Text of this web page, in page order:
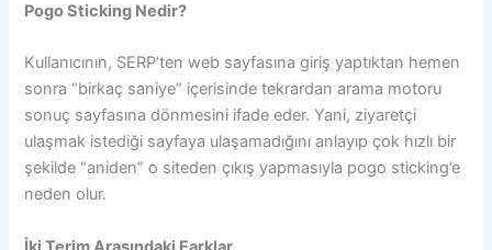
Pogo Sticking Nedir?
Kullanıcının, SERP’ten web sayfasına giriş yaptıktan hemen
sonra “birkaç saniye” içerisinde tekrardan arama motoru
sonuç sayfasına dönmesini ifade eder. Yani, ziyaretçi
ulaşmak istediği sayfaya ulaşamadığını anlayıp çok hızlı bir
şekilde “aniden” o siteden çıkış yapmasıyla pogo sticking’e
neden olur.